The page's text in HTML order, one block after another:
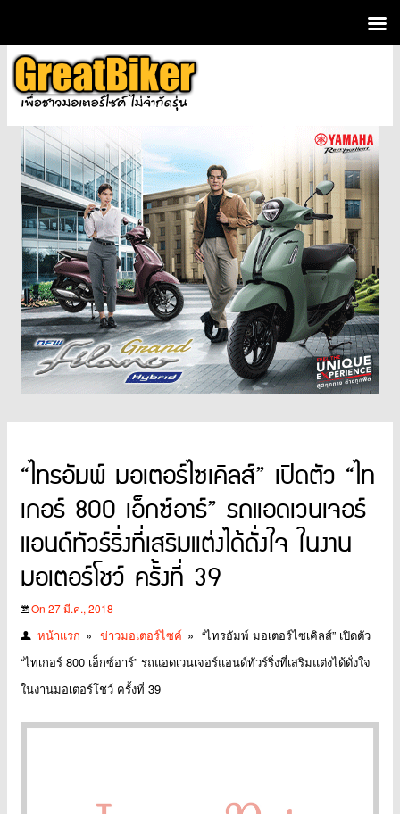
“ไทรอัมพ์ มอเตอร์ไซเคิลส์” เปิดตัว “ไท
เกอร์ 800 เอ็กซ์อาร์” รถแอดเวนเจอร์
แอนด์ทัวร์ริ่งที่เสริมแต่งได้ดั่งใจ ในงาน
มอเตอร์โชว์ ครั้งที่ 39
On 27 มี.ค., 2018
หน้าแรก » ข่าวมอเตอร์ไซค์ » “ไทรอัมพ์ มอเตอร์ไซเคิลส์” เปิดตัว
“ไทเกอร์ 800 เอ็กซ์อาร์” รถแอดเวนเจอร์แอนด์ทัวร์ริ่งที่เสริมแต่งได้ดั่งใจ
ในงานมอเตอร์โชว์ ครั้งที่ 39